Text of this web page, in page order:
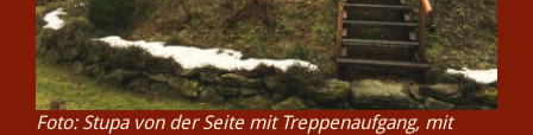
Foto: Stupa von der Seite mit Treppenaufgang, mit